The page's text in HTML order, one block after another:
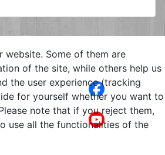
Yuishinkan
Do Kamen
Rights Reserved.
Software
the GNU General
Impressum
Datenschutz
website. Some of them are
of the site, while others help us
the user experience (tracking
for yourself whether you want to
note that if you reject them,
use all the functionalities of the